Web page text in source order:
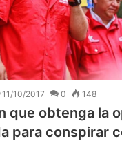
11/10/2017 0 148
que obtenga la
para conspirar